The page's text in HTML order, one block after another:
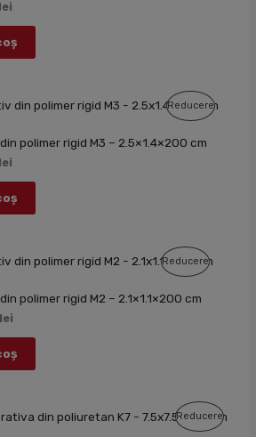
lei
ReducereProdus
polimer rigid M3 – 2.5×1.4×200 cm
lei
ReducereProdus
polimer rigid M2 – 2.1×1.1×200 cm
lei
ReducereProdus